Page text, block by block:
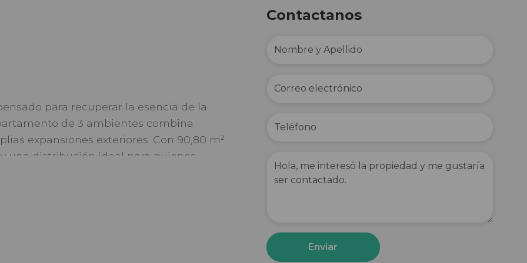
para recuperar la esencia de la
de 3 ambientes combina
expansiones exteriores. Con 90,80 m²
una distribución ideal para quienes
integrada, toilette de recepción, dos
terraza amplía los espacios interiores y
libre, aportando luminosidad natural y
La unidad incluye cochera cubierta.
Contactanos
Enviar